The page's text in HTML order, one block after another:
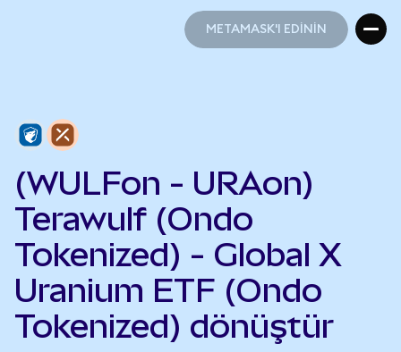
METAMASK'I EDİNİN
(WULFon - URAon)
Terawulf (Ondo
Tokenized) - Global X
Uranium ETF (Ondo
Tokenized) dönüştür